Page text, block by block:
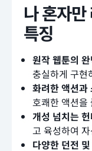
나 혼자
특징
원작 웹툰의
충실하게 구현
화려한 액션과
호쾌한 액션을
개성 넘치는
고 육성하여
다양한 던전